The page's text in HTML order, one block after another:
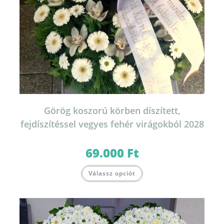
Görög koszorú körben díszített,
fejdíszítéssel vegyes fehér virágokból 2028
69.000 Ft
Válassz opciót a
variációja
van.
A
változatok